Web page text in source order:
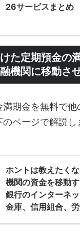
26サービスまとめ
けた定期預金の
機関に移動さ
期金を無料で他
ページで解説
ホントは教えたく
機関の資金を移動
銀行のインターネ
金庫、信用組合、労